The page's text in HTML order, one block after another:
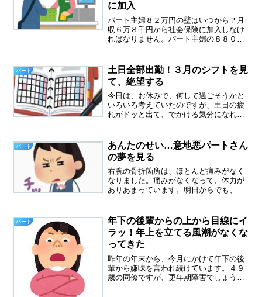
に加入
パート主婦８２万円の壁はいつから？月
収６万８千円から社会保険に加入しなけ
ればなりません。パート主婦の８８００
円の壁ができます８８０００円の壁がで
きてから、残業も休日出勤...
パート
土日全部出勤！３月のシフトを見
て、絶望する
今日は、お休みで、何して過ごそうかと
いろいろ考えていたのですが、土日の疲
れがドッと出て、でかける気分になれま
ごしていました。窓から空を見上げる
と、青空が広がっていたので...
パート
あんたのせい…意地悪パートさん
の夢を見る
右腕の骨折箇所は、ほとんど痛みがなく
なりました。痛みがなくなって、体力が
ありあまっています。明日からでも、働
バイトさえできません。もどかしい!前職
場の意地悪パートさんの...
パート
年下の後輩からの上から目線にイ
ラッ！年上を立てる風潮がなくな
ってきた
昨年の年末から、今月にかけて年下の後
輩から嫌味を言われ続けています。４９
歳の同僚ですが、更年期障害でしょう